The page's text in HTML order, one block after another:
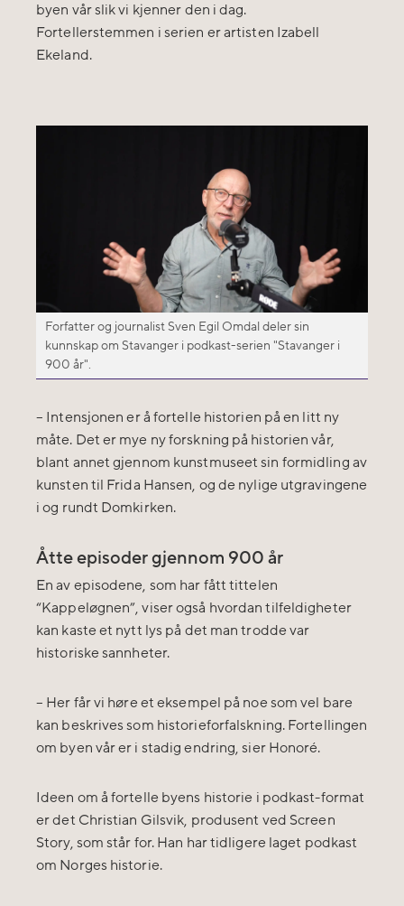
byen vår slik vi kjenner den i dag.
Fortellerstemmen i serien er artisten Izabell
Ekeland.
Forfatter og journalist Sven Egil Omdal deler sin
kunnskap om Stavanger i podkast-serien "Stavanger i
900 år".
– Intensjonen er å fortelle historien på en litt ny
måte. Det er mye ny forskning på historien vår,
blant annet gjennom kunstmuseet sin formidling av
kunsten til Frida Hansen, og de nylige utgravingene
i og rundt Domkirken.
Åtte episoder gjennom 900 år
En av episodene, som har fått tittelen
“Kappeløgnen”, viser også hvordan tilfeldigheter
kan kaste et nytt lys på det man trodde var
historiske sannheter.
– Her får vi høre et eksempel på noe som vel bare
kan beskrives som historieforfalskning. Fortellingen
om byen vår er i stadig endring, sier Honoré.
Ideen om å fortelle byens historie i podkast-format
er det Christian Gilsvik, produsent ved Screen
Story, som står for. Han har tidligere laget podkast
om Norges historie.